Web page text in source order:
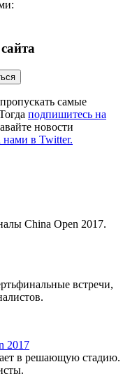
самые
подпишитесь на
новости
нами в Twitter.
China Open 2017.
встречи,
2017
в решающую стадию.